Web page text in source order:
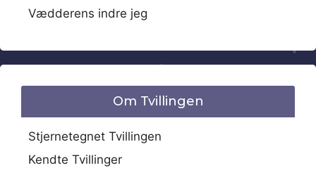
Vædderens indre jeg
Om Tvillingen
Stjernetegnet Tvillingen
Kendte Tvillinger